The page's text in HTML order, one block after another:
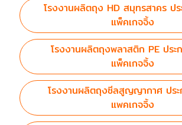
โรงงานผลิตถุง HD สมุทรสาคร ปร
แพ็คเกจจิ้ง
โรงงานผลิตถุงพลาสติก PE ประ
แพ็คเกจจิ้ง
โรงงานผลิตถุงซีลสูญญากาศ ประ
แพคเกจจิ้ง